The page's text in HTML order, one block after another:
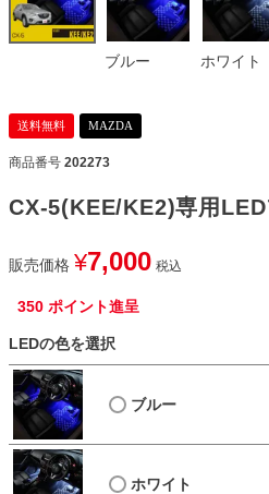
ブルー ホワイト
送料無料 MAZDA
商品番号 202273
CX-5(KEE/KE2)専用
販売価格 ¥7,000 税込
350 ポイント進呈
LEDの色を選択
ブルー
ホワイト